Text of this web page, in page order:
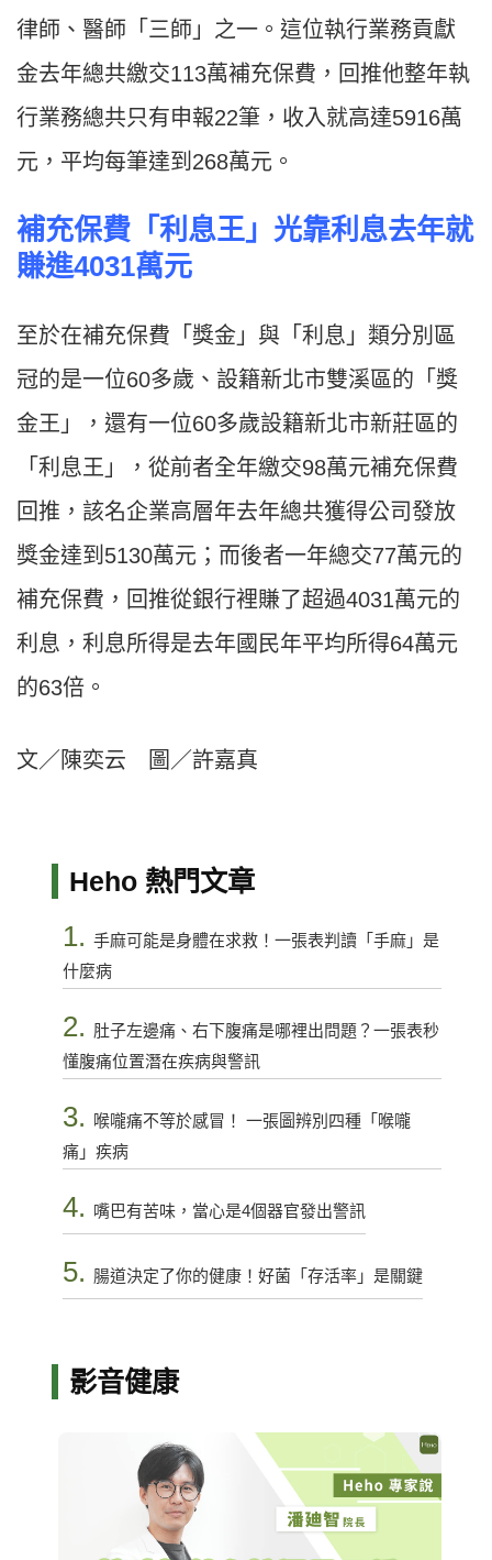
律師、醫師「三師」之一。這位執行業務貢獻
金去年總共繳交113萬補充保費，回推他整年執
行業務總共只有申報22筆，收入就高達5916萬
元，平均每筆達到268萬元。
補充保費「利息王」光靠利息去年就
賺進4031萬元
至於在補充保費「獎金」與「利息」類分別區
冠的是一位60多歲、設籍新北市雙溪區的「獎
金王」，還有一位60多歲設籍新北市新莊區的
「利息王」，從前者全年繳交98萬元補充保費
回推，該名企業高層年去年總共獲得公司發放
獎金達到5130萬元；而後者一年總交77萬元的
補充保費，回推從銀行裡賺了超過4031萬元的
利息，利息所得是去年國民年平均所得64萬元
的63倍。
文／陳奕云 圖／許嘉真
Heho 熱門文章
1. 手麻可能是身體在求救！一張表判讀「手麻」是
什麼病
2. 肚子左邊痛、右下腹痛是哪裡出問題？一張表秒
懂腹痛位置潛在疾病與警訊
3.
喉嚨痛不等於感冒！ 一張圖辨別四種「喉嚨
痛」疾病
4. 嘴巴有苦味，當心是4個器官發出警訊
5. 腸道決定了你的健康！好菌「存活率」是關鍵
影音健康